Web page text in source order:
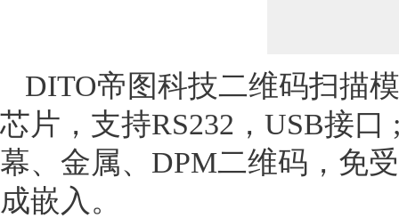
DITO帝图科技二维码扫描
芯片，支持RS232，USB接
幕、金属、DPM二维码，免
成嵌入。